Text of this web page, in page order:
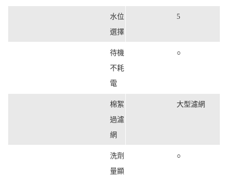
水位
選擇
5
待機
不耗
電
○
棉絮
過濾
網
大型濾網
洗劑
量顯
○